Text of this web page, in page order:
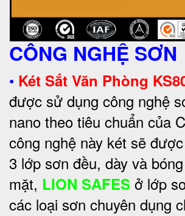
CÔNG NGHỆ SƠN
• Két Sắt Văn Phòng
được sử dụng công nghệ
nano theo tiêu chuẩn của
công nghệ này két sẽ
3 lớp sơn đều, dày và
mặt, LION SAFES ở lớp
các loại sơn chuyên dụng